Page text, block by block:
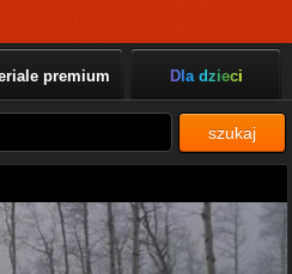
premium Dla dzieci
szukaj